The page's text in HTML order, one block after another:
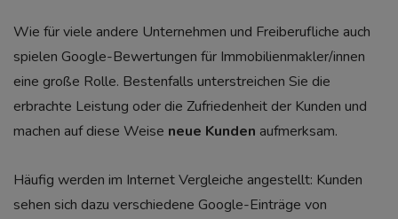
Wie für viele andere Unternehmen und Freiberufliche auch
spielen Google-Bewertungen für Immobilienmakler/innen
eine große Rolle. Bestenfalls unterstreichen Sie die
erbrachte Leistung oder die Zufriedenheit der Kunden und
machen auf diese Weise neue Kunden aufmerksam.
Häufig werden im Internet Vergleiche angestellt: Kunden
sehen sich dazu verschiedene Google-Einträge von